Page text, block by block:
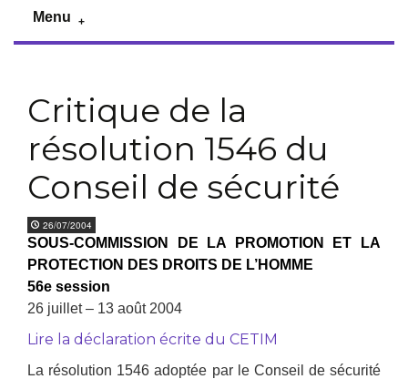
Menu
Critique de la
résolution 1546 du
Conseil de sécurité
26/07/2004
SOUS-COMMISSION DE LA PROMOTION ET LA
PROTECTION DES DROITS DE L’HOMME
56e session
26 juillet – 13 août 2004
Lire la déclaration écrite du CETIM
La résolution 1546 adoptée par le Conseil de sécurité